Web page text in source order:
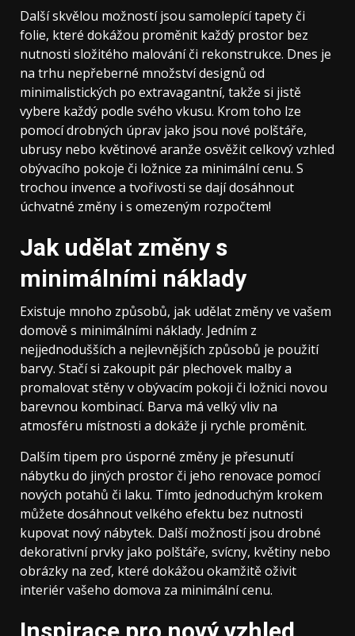
Další skvělou možností jsou samolepící tapety či
folie, které dokážou proměnit každý prostor bez
nutnosti složitého malování či rekonstrukce. Dnes je
na trhu nepřeberné množství designů od
minimalistických po extravagantní, takže si jistě
vybere každý podle svého vkusu. Krom toho lze
pomocí drobných úprav jako jsou nové polštáře,
ubrusy nebo květinové aranže osvěžit celkový vzhled
obývacího pokoje či ložnice za minimální cenu. S
trochou invence a tvořivosti se dají dosáhnout
úchvatné změny i s omezeným rozpočtem!
Jak udělat změny s
minimálními náklady
Existuje mnoho způsobů, jak udělat změny ve vašem
domově s minimálními náklady. Jedním z
nejjednodušších a nejlevnějších způsobů je použití
barvy. Stačí si zakoupit pár plechovek malby a
promalovat stěny v obývacím pokoji či ložnici novou
barevnou kombinací. Barva má velký vliv na
atmosféru místnosti a dokáže ji rychle proměnit.
Dalším tipem pro úsporné změny je přesunutí
nábytku do jiných prostor či jeho renovace pomocí
nových potahů či laku. Tímto jednoduchým krokem
můžete dosáhnout velkého efektu bez nutnosti
kupovat nový nábytek. Další možností jsou drobné
dekorativní prvky jako polštáře, svícny, květiny nebo
obrázky na zeď, které dokážou okamžitě oživit
interiér vašeho domova za minimální cenu.